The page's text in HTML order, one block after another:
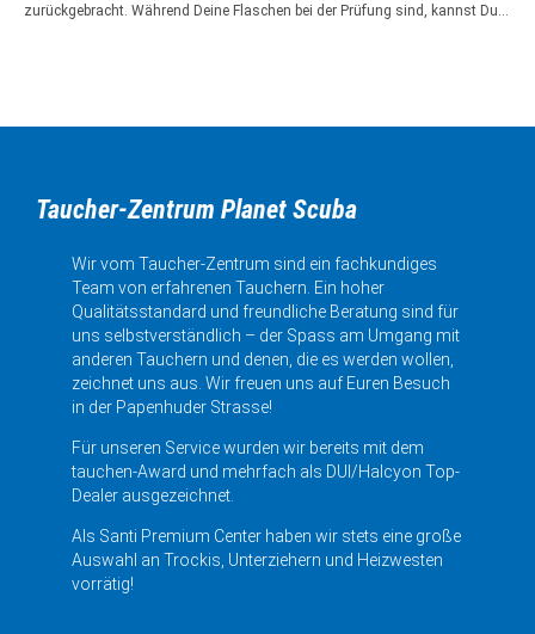
zurückgebracht. Während Deine Flaschen bei der Prüfung sind, kannst Du…
Taucher-Zentrum Planet Scuba
Wir vom Taucher-Zentrum sind ein fachkundiges
Team von erfahrenen Tauchern. Ein hoher
Qualitätsstandard und freundliche Beratung sind für
uns selbstverständlich – der Spass am Umgang mit
anderen Tauchern und denen, die es werden wollen,
zeichnet uns aus. Wir freuen uns auf Euren Besuch
in der Papenhuder Strasse!
Für unseren Service wurden wir bereits mit dem
tauchen-Award und mehrfach als DUI/Halcyon Top-
Dealer ausgezeichnet.
Als Santi Premium Center haben wir stets eine große
Auswahl an Trockis, Unterziehern und Heizwesten
vorrätig!